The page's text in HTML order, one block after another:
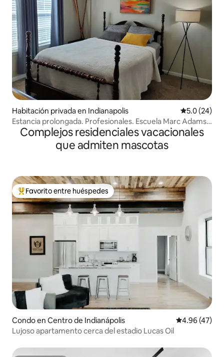
Habitación privada en Indianapolis Calificación
5.0 (24)
Estancia prolongada. Profesionales. Escuela Marc Adams.
Lujoso. Seguro
Complejos residenciales vacacionales
que admiten mascotas
Favorito entre huéspedes preferido
Favorito entre huéspedes
Condo en Centro de Indianápolis Calificación
4.96 (47)
Lujoso apartamento cerca del estadio Lucas Oil